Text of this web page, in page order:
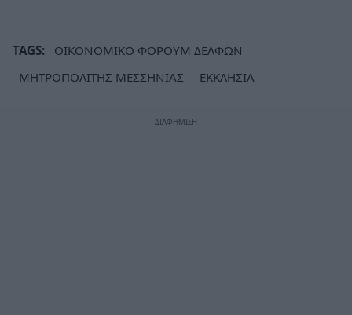
TAGS:
ΟΙΚΟΝΟΜΙΚΟ ΦΟΡΟΥΜ ΔΕΛΦΩΝ
ΜΗΤΡΟΠΟΛΙΤΗΣ ΜΕΣΣΗΝΙΑΣ
ΕΚΚΛΗΣΙΑ